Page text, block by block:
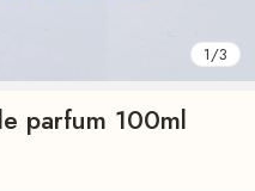
1/3
parfum 100ml